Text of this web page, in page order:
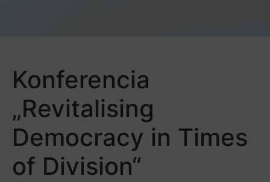
Konferencia
„Revitalising
Democracy in Times
of Division“